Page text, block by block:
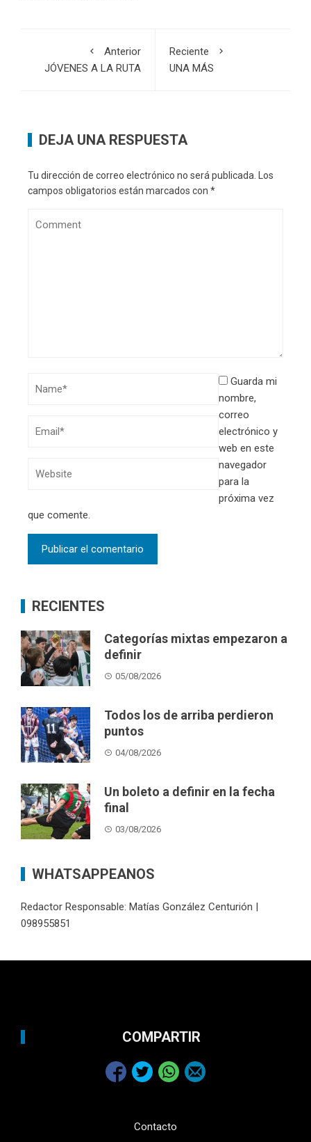
Anterior
JÓVENES A LA RUTA
Reciente
UNA MÁS
DEJA UNA RESPUESTA
Tu dirección de correo electrónico no será publicada. Los
campos obligatorios están marcados con *
Guarda mi
nombre,
correo
electrónico y
web en este
navegador
para la
próxima vez
que comente.
RECIENTES
Categorías mixtas empezaron a
definir
05/08/2026
Todos los de arriba perdieron
puntos
04/08/2026
Un boleto a definir en la fecha
final
03/08/2026
WHATSAPPEANOS
Redactor Responsable: Matías González Centurión |
098955851
COMPARTIR
Contacto